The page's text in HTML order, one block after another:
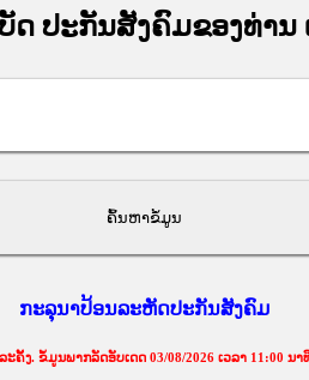
ດ ປະກັນສັງຄົມຂອງທ່າ
ກະລຸນາປ້ອນລະຫັດປະກັນສັງຄົມ
. ຂໍ້ມູນພາກລັດອັບເດດ 03/08/2026 ເວລາ 11:00 ນາ